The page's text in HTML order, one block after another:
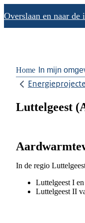
Overslaan en naar de
Home In mijn
Luttelgeest
In de regio
Luttelgeest I
Luttelgeest II